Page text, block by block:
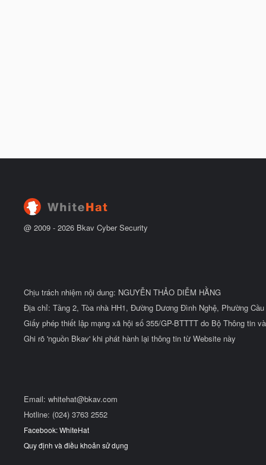
@ 2009 - 2026 Bkav Cyber Security
Chịu trách nhiệm nội dung: NGUYỄN THẢO DIỄM HẰNG
Địa chỉ: Tầng 2, Tòa nhà HH1, Đường Dương Đình Nghệ, Phường
Giấy phép thiết lập mạng xã hội số 355/GP-BTTTT do Bộ Thông tin
Ghi rõ 'nguồn Bkav' khi phát hành lại thông tin từ Website này
Email: whitehat@bkav.com
Hotline: (024) 3763 2552
Facebook: WhiteHat
Quy định và điều khoản sử dụng